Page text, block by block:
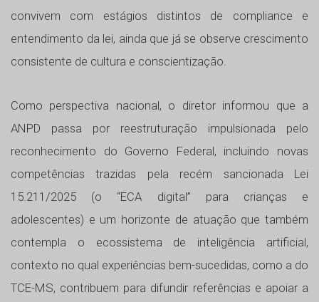
convivem com estágios distintos de compliance e
entendimento da lei, ainda que já se observe crescimento
consistente de cultura e conscientização.
Como perspectiva nacional, o diretor informou que a
ANPD passa por reestruturação impulsionada pelo
reconhecimento do Governo Federal, incluindo novas
competências trazidas pela recém sancionada Lei
15.211/2025 (o “ECA digital” para crianças e
adolescentes) e um horizonte de atuação que também
contempla o ecossistema de inteligência artificial,
contexto no qual experiências bem-sucedidas, como a do
TCE-MS, contribuem para difundir referências e apoiar a